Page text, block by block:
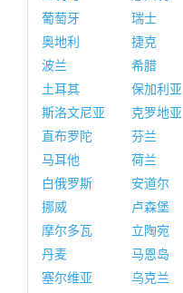
葡萄牙
瑞士
奥地利
捷克
波兰
希腊
土耳其
保加利亚
斯洛文尼亚
克罗地亚
直布罗陀
芬兰
马耳他
荷兰
白俄罗斯
安道尔
挪威
卢森堡
摩尔多瓦
立陶宛
丹麦
马恩岛
塞尔维亚
乌克兰